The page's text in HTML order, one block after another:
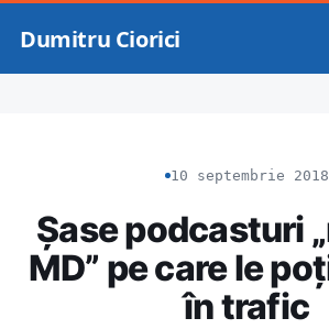
Dumitru Ciorici
10 septembrie 2018
Șase podcasturi
MD” pe care le
în trafic